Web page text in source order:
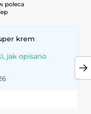
poleca
krem
jak opisano